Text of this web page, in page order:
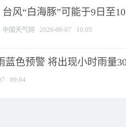
台风“白海豚”可能于9日至
中国天气网 2026-08-07 10:05
蓝色预警 将出现小时雨量
09:04